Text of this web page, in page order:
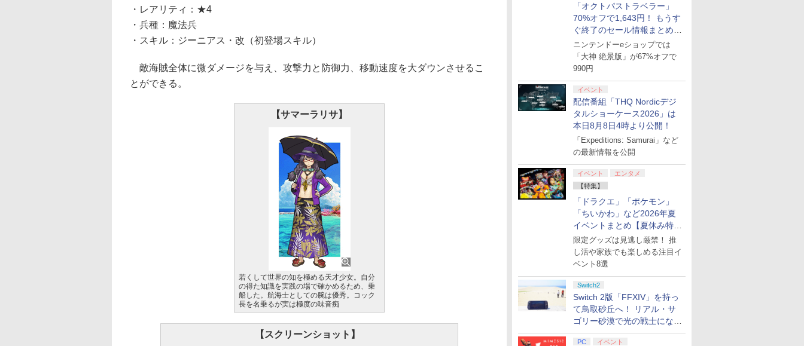
「オクトパストラベラー」
70%オフで1,643円！ もうす
ぐ終了のセール情報まとめ
【8月8日更新】
ニンテンドーeショップでは
「大神 絶景版」が67%オフで
990円
イベント
配信番組「THQ Nordicデジ
タルショーケース2026」は
本日8月8日4時より公開！
「Expeditions: Samurai」など
の最新情報を公開
イベント
エンタメ
【特集】
「ドラクエ」「ポケモン」
「ちいかわ」など2026年夏
イベントまとめ【夏休み特
集】
限定グッズは見逃し厳禁！ 推
し活や家族でも楽しめる注目イ
ベント8選
Switch2
Switch 2版「FFXIV」を持っ
て鳥取砂丘へ！ リアル・サ
ゴリー砂漠で光の戦士になっ
てみた
PC
イベント
・レアリティ：★4
・兵種：魔法兵
・スキル：ジーニアス・改（初登場スキル）
敵海賊全体に微ダメージを与え、攻撃力と防御力、移動速度を大ダウンさせるこ
とができる。
【サマーラリサ】
若くして世界の知を極める天才少女。自分
の得た知識を実践の場で確かめるため、乗
船した。航海士としての腕は優秀。コック
長を名乗るが実は極度の味音痴
【スクリーンショット】